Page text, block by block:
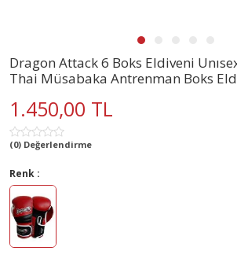
Dragon Attack 6 Boks Eldiveni
Thai Müsabaka Antrenman Boks
1.450,00 TL
(0) Değerlendirme
Renk :